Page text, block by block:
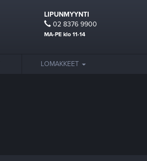
LIPUNMYYNTI
02 8376 9900
MA-PE klo 11-14
LOMAKKEET